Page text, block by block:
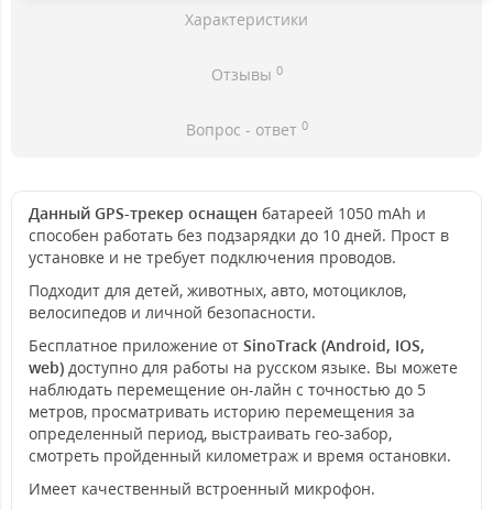
Характеристики
Отзывы 0
Вопрос - ответ 0
Данный GPS-трекер оснащен батареей 1050 mAh и
способен работать без подзарядки до 10 дней. Прост в
установке и не требует подключения проводов.
Подходит для детей, животных, авто, мотоциклов,
велосипедов и личной безопасности.
Бесплатное приложение от SinoTrack (Android, IOS,
web) доступно для работы на русском языке. Вы можете
наблюдать перемещение он-лайн с точностью до 5
метров, просматривать историю перемещения за
определенный период, выстраивать гео-забор,
смотреть пройденный километраж и время остановки.
Имеет качественный встроенный микрофон.